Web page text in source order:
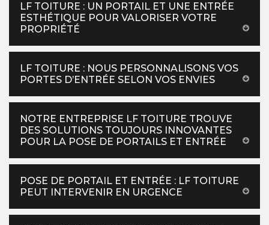
LF TOITURE : UN PORTAIL ET UNE ENTRÉE
ESTHÉTIQUE POUR VALORISER VOTRE
PROPRIÉTÉ
LF TOITURE : NOUS PERSONNALISONS VOS
PORTES D’ENTRÉE SELON VOS ENVIES
NOTRE ENTREPRISE LF TOITURE TROUVE
DES SOLUTIONS TOUJOURS INNOVANTES
POUR LA POSE DE PORTAILS ET ENTRÉE
POSE DE PORTAIL ET ENTRÉE : LF TOITURE
PEUT INTERVENIR EN URGENCE